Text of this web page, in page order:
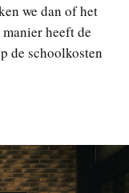
we dan of het
heeft de
de schoolkosten